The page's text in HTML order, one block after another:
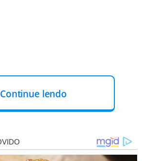
Continue lendo